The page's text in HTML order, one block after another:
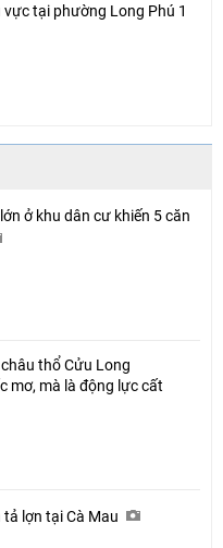
vực tại phường Long Phú 1
ở khu dân cư khiến 5 căn
thổ Cửu Long
mơ, mà là động lực cất
tả lợn tại Cà Mau